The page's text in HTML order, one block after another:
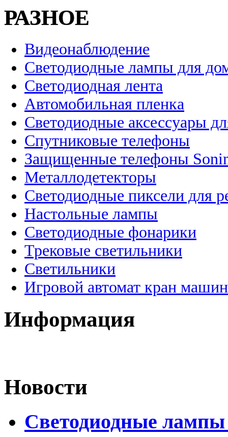
РАЗНОЕ
Видеонаблюдение
Светодиодные лампы для
Светодиодная лента
Автомобильная пленка
Светодиодные аксессуары
Спутниковые телефоны
Защищенные телефоны
Металлодетекторы
Светодиодные пиксели для
Настольные лампы
Светодиодные фонарики
Трековые светильники
Светильники
Игровой автомат кран
Информация
Новости
Светодиодные